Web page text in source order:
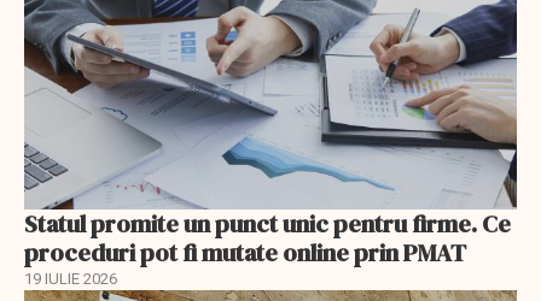
Statul promite un punct unic pentru firme. Ce
proceduri pot fi mutate online prin PMAT
19 IULIE 2026